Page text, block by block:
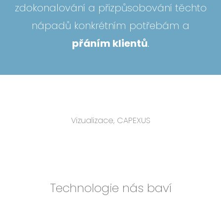
zdokonalování a přizpůsobování těchto
nápadů konkrétním potřebám a
přáním klientů.
Vizualizace, CAPEXUS
Technologie nás baví